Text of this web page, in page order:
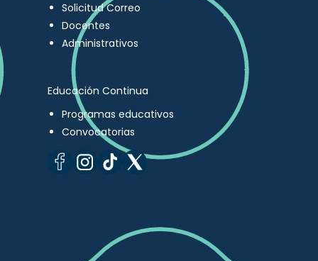
Solicitud Correo
Docentes
Administrativos
Educación Continua
Programas educativos
Convocatorias